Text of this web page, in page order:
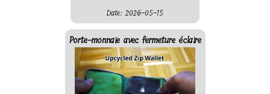
Date: 2026-05-15
Porte-monnaie avec fermeture éclaire